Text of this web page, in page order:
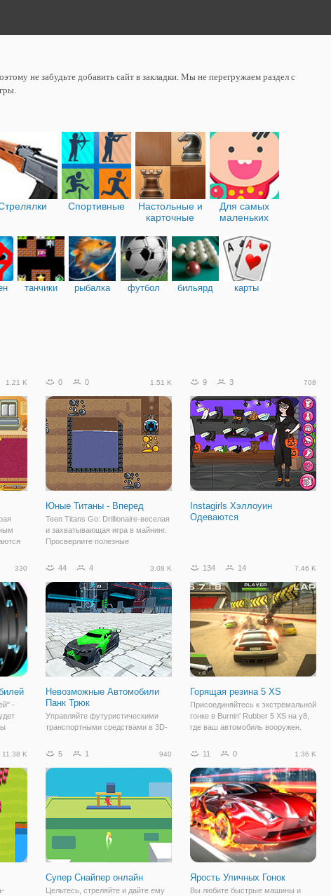
не забудьте добавить сайт в закладки. Мы не перегружаем раздел с
Спортивные
Настольные и
карточные
Для самых
маленьких
танчики рыбалка футбол бильярд карты
1.21 K 0 0 1.51 K
Юные Титаны - Вперед
Teen Titans Go: Drillionaire-веселая
и захватывающая игра в майнинг.
Просверлите полезные
деньги на апгрейды, и всегда
Повеселись с бурильщиком. Для
перемещения
9 3 708
Instagirls Хэллоуин
Одеваются
330
-
44 4 3.08 K
Невозможные Автомобили
Панк Трюк
Управляйте футуристическими
транспортными средствами в 3D-
выполняя трюки в невозможных
вашем распоряжении одиннадцать
транспортных средств, которые
вы
134 14 7.46 K
Горящая резина 5 XS
Присоединяйтесь к экстремальной
гонке в Burnin' Rubber 5 XS на y8,
где ваш автомобиль вооружен.
выберите первое оружие, которое
которое расположено на капоте.
11.38 K 5 1 940
Супер Снайпер онлайн
Цельтесь, стреляйте и дайте ему
11 0 1.36 K
Ярость Уличных Гонок
Вы любите быстрые машины и